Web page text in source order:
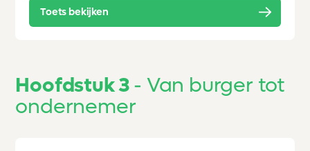
Toets bekijken
Hoofdstuk 3
Van burger tot
ondernemer